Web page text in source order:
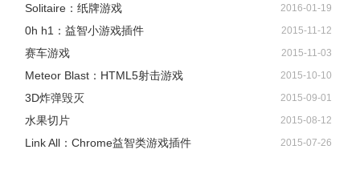
Solitaire：纸牌游戏 2016-01-19
0h h1：益智小游戏插件 2015-11-12
赛车游戏 2015-11-03
Meteor Blast：HTML5射击游戏 2015-10-10
3D炸弹毁灭 2015-09-01
水果切片 2015-08-12
Link All：Chrome益智类游戏插件 2015-07-26